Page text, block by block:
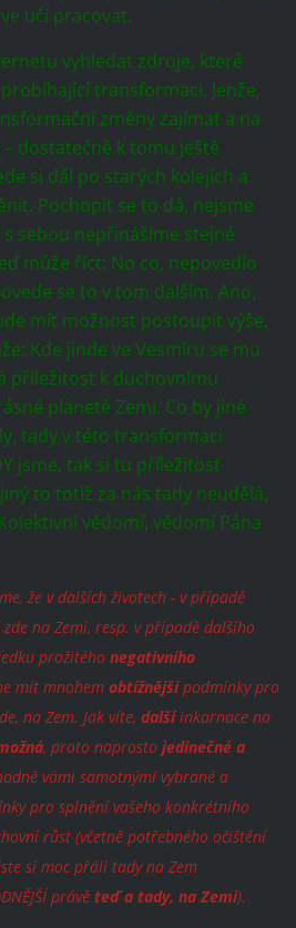
učí pracovat.
vyhledat zdroje, které
transformaci. Jenže,
změny zajímat a na
dostatečně k tomu ještě
si dál po starých kolejích a
Pochopit se to dá, nejsme
sebou nepřinášíme stejné
může říct: No co, nepovedlo
se to v tom dalším. Ano,
mít možnost postoupit výše,
Kde jinde ve Vesmíru se mu
příležitost k duchovnímu
planetě Zemi. Co by jiné
tady v této transformaci
jsme, tak si tu příležitost
to totiž za nás tady neudělá,
vědomí, vědomí Pána
že v dalších životech - v případě
na Zemi, resp. v případě dalšího
prožitého negativního
mít mnohem obtížnějšípodmínky pro
na Zem. Jak víte, dalšíinkarnace na
, proto naprosto jedinečné a
vámi samotnými vybrané a
pro splnění vašeho konkrétního
růst (včetně potřebného očištění
si moc přáli tady na Zem
právěteď a tady, na Zemi).